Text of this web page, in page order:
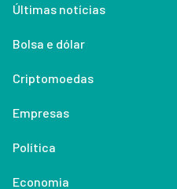
Últimas notícias
Bolsa e dólar
Criptomoedas
Empresas
Política
Economia